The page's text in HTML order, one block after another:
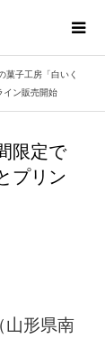
菓子工房「白いく
イン販売開始
限定で
プリン
山形県南